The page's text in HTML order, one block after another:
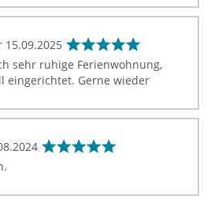
15.09.2025
sehr ruhige Ferienwohnung,
eingerichtet. Gerne wieder